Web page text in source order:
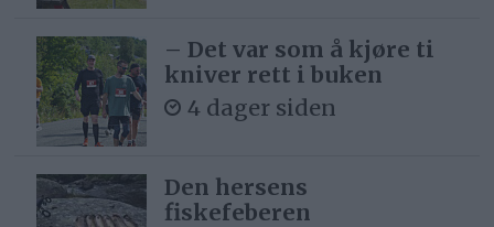
– Det var som å kjøre ti
kniver rett i buken
4 dager siden
Den hersens
fiskefeberen